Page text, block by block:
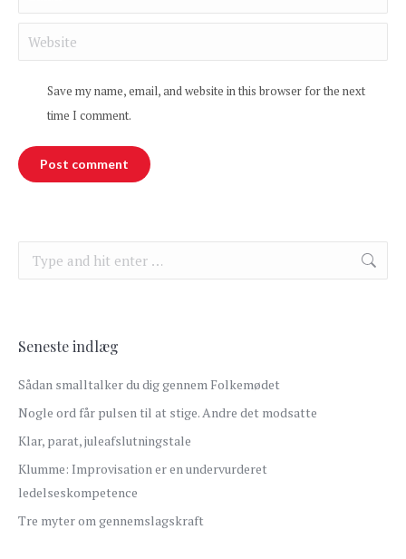
Website
Save my name, email, and website in this browser for the next
time I comment.
Post comment
Seneste indlæg
Sådan smalltalker du dig gennem Folkemødet
Nogle ord får pulsen til at stige. Andre det modsatte
Klar, parat, juleafslutningstale
Klumme: Improvisation er en undervurderet
ledelseskompetence
Tre myter om gennemslagskraft